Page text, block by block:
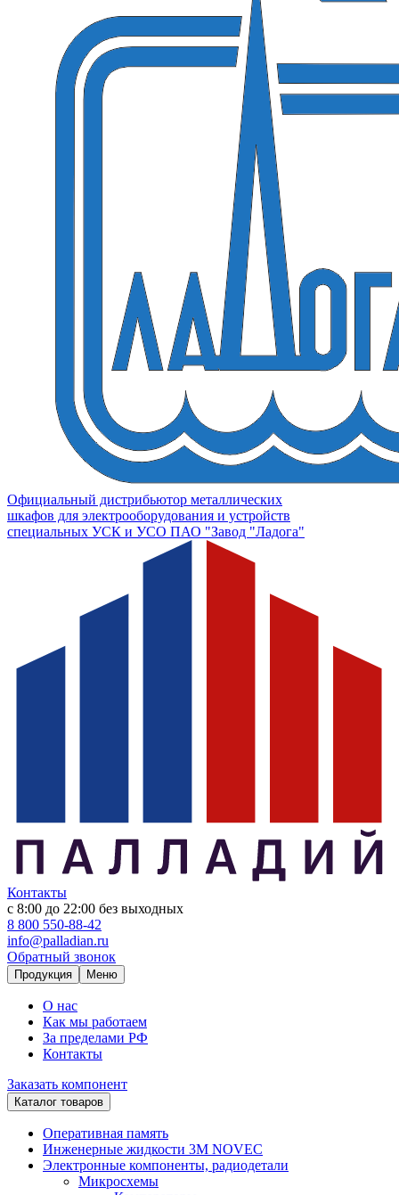
Официальный дистрибьютор металлических
шкафов для электрооборудования и устройств
специальных УСК и УСО ПАО "Завод "Ладога"
Контакты
с 8:00 до 22:00 без выходных
8 800 550-88-42
info@palladian.ru
Обратный звонок
Продукция Меню
О нас
Как мы работаем
За пределами РФ
Контакты
Заказать компонент
Каталог товаров
Оперативная память
Инженерные жидкости 3M NOVEC
Электронные компоненты, радиодетали
Микросхемы